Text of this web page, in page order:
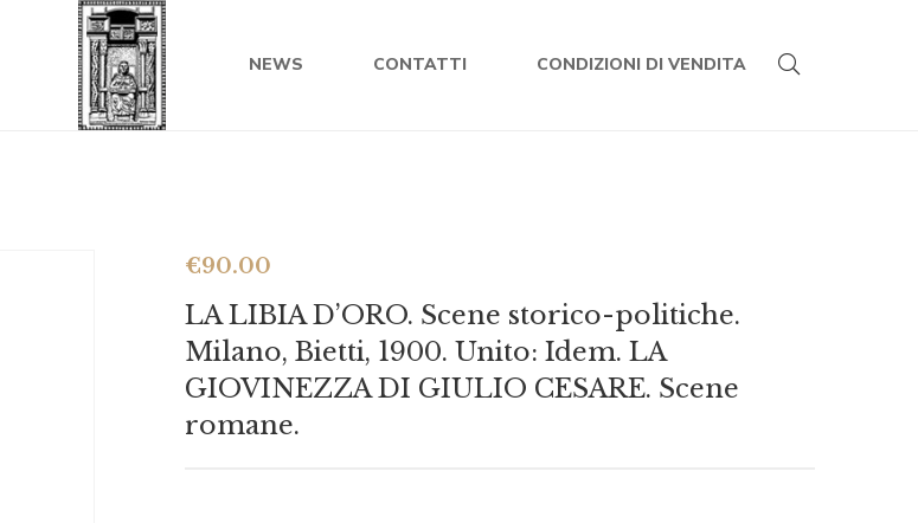
NEWS CONTATTI CONDIZIONI DI VENDITA
€90.00
LA LIBIA D’ORO. Scene storico-politiche.
Milano, Bietti, 1900. Unito: Idem. LA
GIOVINEZZA DI GIULIO CESARE. Scene
romane.